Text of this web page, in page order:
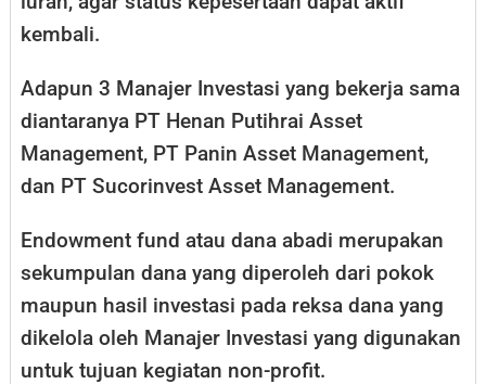
kembali.
Adapun 3 Manajer Investasi yang bekerja sama
diantaranya PT Henan Putihrai Asset
Management, PT Panin Asset Management,
dan PT Sucorinvest Asset Management.
Endowment fund atau dana abadi merupakan
sekumpulan dana yang diperoleh dari pokok
maupun hasil investasi pada reksa dana yang
dikelola oleh Manajer Investasi yang digunakan
untuk tujuan kegiatan non-profit.